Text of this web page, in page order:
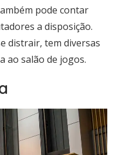
pode contar
a disposição.
distrair, tem diversas
ao salão de jogos.